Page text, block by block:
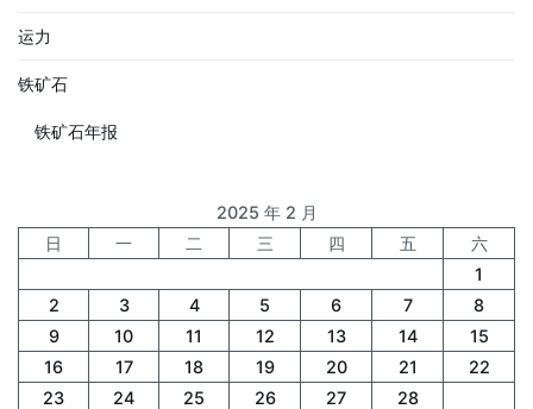
运力
铁矿石
铁矿石年报
2025 年 2 月
日
一 二 三 四 五
六
1
2
3 4 5 6 7
8
9
10 11 12 13 14
15
16
17 18 19 20 21
22
23
24 25 26 27 28